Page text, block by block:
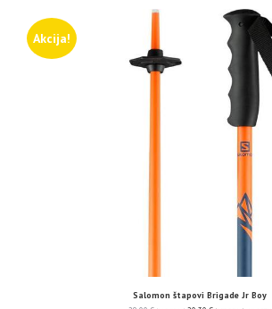
Akcija!
Salomon štapovi Brigade Jr Boy